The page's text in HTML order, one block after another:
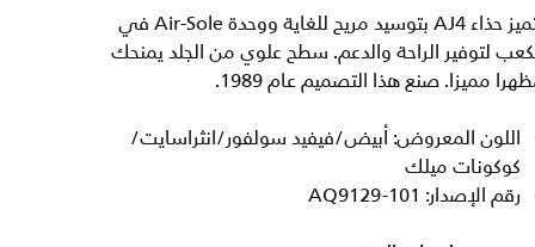
يتميز حذاء AJ4 بتوسيد مريح للغاية ووحدة Air-Sole في
لتوفير الراحة والدعم. سطح علوي من الجلد يمنحك
مميزا. صنع هذا التصميم عام 1989.
اللون المعروض: أبيض/فيفيد سولفور/انثراسايت/
كوكونات ميلك
رقم الإصدار: AQ9129-101